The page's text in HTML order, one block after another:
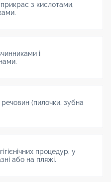
з кислотами,
і
(пилочки, зубна
процедур, у
або на пляжі.